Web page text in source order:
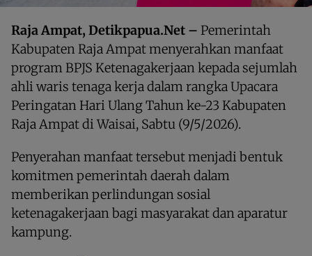
Raja Ampat, Detikpapua.Net – Pemerintah
Kabupaten Raja Ampat menyerahkan manfaat
program BPJS Ketenagakerjaan kepada sejumlah
ahli waris tenaga kerja dalam rangka Upacara
Peringatan Hari Ulang Tahun ke-23 Kabupaten
Raja Ampat di Waisai, Sabtu (9/5/2026).
Penyerahan manfaat tersebut menjadi bentuk
komitmen pemerintah daerah dalam
memberikan perlindungan sosial
ketenagakerjaan bagi masyarakat dan aparatur
kampung.